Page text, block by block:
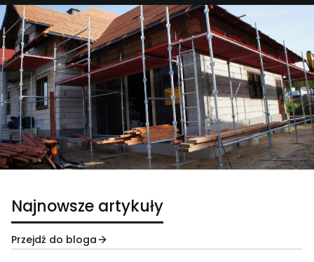
Najnowsze artykuły
Przejdź do bloga